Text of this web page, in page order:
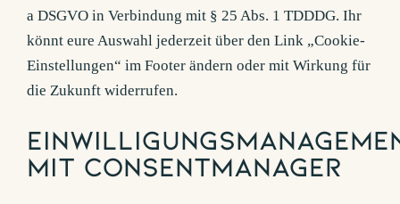
a DSGVO in Verbindung mit § 25 Abs. 1 TDDDG. Ihr
könnt eure Auswahl jederzeit über den Link „Cookie-
Einstellungen“ im Footer ändern oder mit Wirkung für
die Zukunft widerrufen.
mit consentmanager